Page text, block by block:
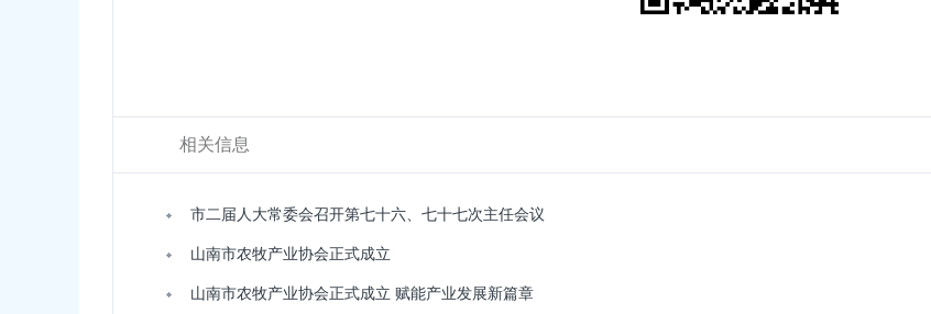
相关信息
市二届人大常委会召开第七十六、七十七次主任会议
山南市农牧产业协会正式成立
山南市农牧产业协会正式成立 赋能产业发展新篇章